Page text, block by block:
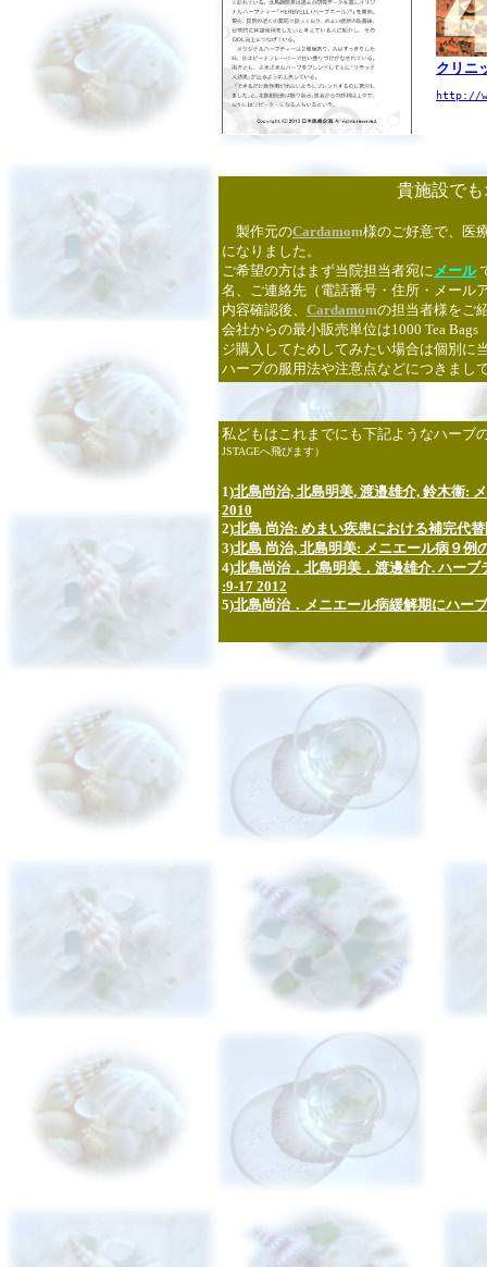
クリニ
http://
貴施設でも
製作元のCardamom様のご好意で、医
になりました。
ご希望の方はまず当院担当者宛にメール
名、ご連絡先（電話番号・住所・メール
内容確認後、 Cardamomの担当者様をご
会社からの最小販売単位は1000 Tea
ジ購入してためしてみたい場合は個別に
ハーブの服用法や注意点などにつきまし
私どもはこれまでにも下記ようなハーブ
JSTAGEへ飛びます）
1)北島尚治, 北島明美, 渡邉雄介, 鈴木衞:
2010
2)北島 尚治: めまい疾患における補完代
3)北島 尚治, 北島明美: メニエール病９
4)北島尚治，北島明美，渡邊雄介. ハー
:9-17 2012
5)北島尚治．メニエール病緩解期にハー